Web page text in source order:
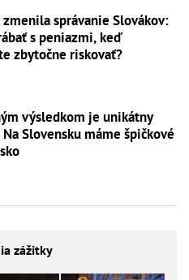
správanie Slovákov:
s peniazmi, keď
zbytočne riskovať?
výsledkom je unikátny
Slovensku máme špičkové
zážitky